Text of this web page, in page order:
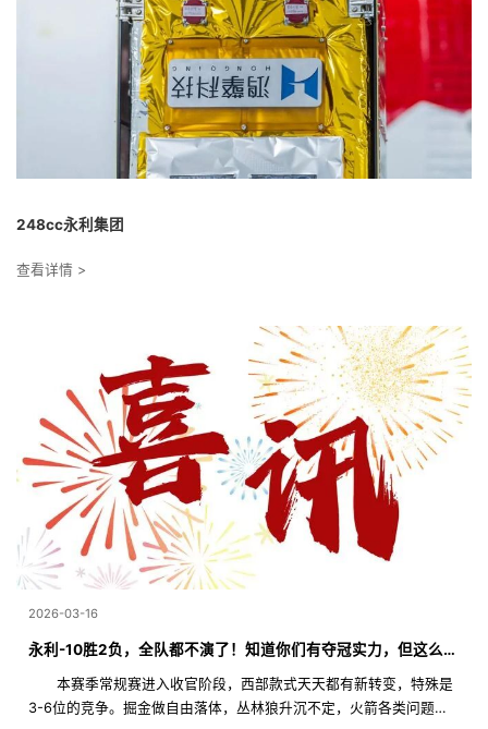
248cc永利集团
查看详情 >
2026-03-16
永利-10胜2负，全队都不演了！知道你们有夺冠实力，但这么做有些过分
本赛季常规赛进入收官阶段，西部款式天天都有新转变，特殊是
3-6位的竞争。掘金做自由落体，丛林狼升沉不定，火箭各类问题，